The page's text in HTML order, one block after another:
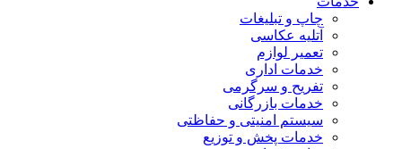
چاپ و تبلیغات
آتلیه عکاسی
تعمیر لوازم
خدمات اداری
تفریح و سرگرمی
خدمات بازرگانی
سیستم امنیتی و حفاظتی
خدمات پخش و توزیع